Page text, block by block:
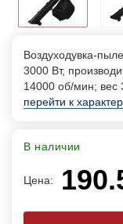
Воздуходувка-
3000 Вт,
14000 об/мин; вес
перейти к
В наличии
Цена: